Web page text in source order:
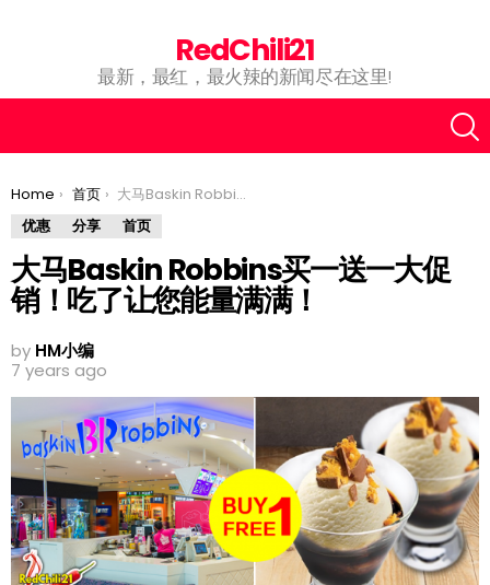
RedChili21
最新，最红，最火辣的新闻尽在这里!
You are here:
Home 首页
大马Baskin Robbins买一送一大促销！吃了让您能量满满！
优惠
分享 首页
大马Baskin Robbins买一送一大促
销！吃了让您能量满满！
by HM小编
7 years ago